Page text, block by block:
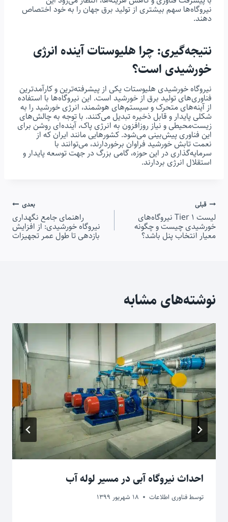
نیروگاه‌ها سهم بیشتری از تولید برق جهان را به خود اختصاص
دهند.
نتیجه‌گیری: چرا هلیوستات آینده انرژی
خورشیدی است؟
نیروگاه خورشیدی هلیوستات یکی از پیشرفته‌ترین و کارآمدترین
فناوری‌های تولید برق از خورشید است. این نیروگاه‌ها با استفاده
از آینه‌های متحرک و سیستم‌های هوشمند، انرژی خورشید را به
شکلی پایدار و قابل ذخیره تبدیل می‌کنند. با توجه به چالش‌های
زیست‌محیطی و نیاز روزافزون به انرژی پاک، آینده‌ای روشن برای
این فناوری پیش‌بینی می‌شود. کشورهایی مانند ایران که از
نعمت تابش خورشید فراوان برخوردارند، می‌توانند با
سرمایه‌گذاری در این حوزه، گامی بزرگ در جهت توسعه پایدار و
استقلال انرژی بردارند.
راهبری
نوشته
قبلی
لیست Tier 1 نیروگاه‌های
خورشیدی چیست و چگونه
معیار انتخاب پنل باشد؟
بعدی
راهنمای جامع نگهداری
نیروگاه خورشیدی: از افزایش
بازدهی تا طول عمر تجهیزات
نوشته‌های مشابه
احداث نیروگاه آبی در مسیر لوله آب
توسط فناوری اطلاعات 18 شهریور 1399